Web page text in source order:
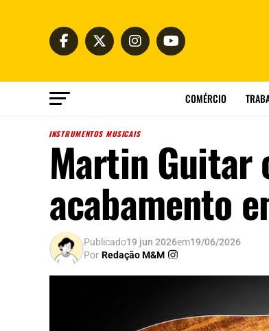
COMÉRCIO
INSTRUMENTOS MUSICAIS
Martin Guitar
acabamento
Publicado19 jun 2026em19/06/2026
Por Redação M&M